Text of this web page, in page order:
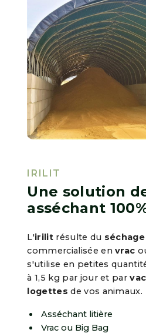
IRILIT
Une solution
asséchant
L'irilitrésulte du séchage
commercialisée envrac
s'utilise en petites
à 1,5 kg par jour et par
logettes de vos animaux.
Asséchant litière
Vrac ou Big Bag